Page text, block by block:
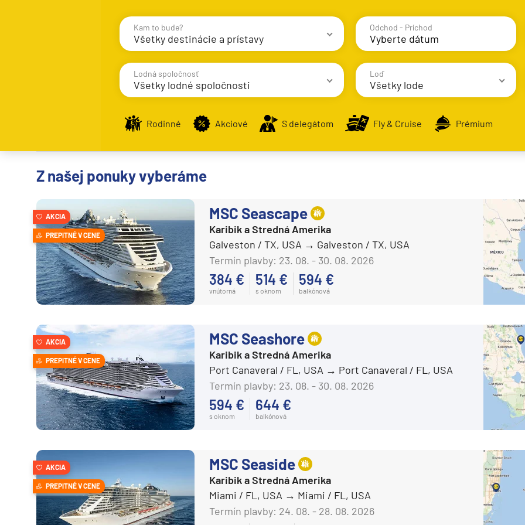
Kam to bude?
Všetky destinácie a prístavy
Destinácie Prístavy
Stredomorie
Stredomorie
Stredomorie a Portugalsko
Západné Stredomorie
Severná Európa
Grónsko
Island
Nórske fjordy
Pobaltie
Severná Európa
Severozápadná Európa
Britské ostrovy a Írsko
Pobrežie Európy
Severozápadná Európa
Kanárske ostrovy, Madeira a Maroko
Azorské ostrovy
Kanárske ostrovy
Kanárske ostrovy a Madeira
Odchod - Príchod
Lodná spoločnosť
Všetky lodné spoločnosti
Carnival Cruise Line
Celebrity Cruises
Celestyal Cruises
Costa Cruises
Cunard Line
Disney Cruise Line
Explora Journeys
Hapag-Lloyd Cruises
Holland America Line
Hurtigruten
MSC Cruises
Norwegian Cruise Line
Oceania Cruises
Princess
Regent Seven Seas
Loď
Všetky lode
AIDAluna
AIDAstella
Rodinné Akciové S delegátom Fly & Cruise Prémium
Z našej ponuky vyberáme
AKCIA
PREPITNÉ V CENE
MSC Seascape
Karibik a Stredná Amerika
Galveston / TX, USA
Galveston / TX, USA
Termín plavby: 23. 08. - 30. 08. 2026
384 €
vnútorná
514 €
s oknom
594 €
balkónová
AKCIA
PREPITNÉ V CENE
MSC Seashore
Karibik a Stredná Amerika
Port Canaveral / FL, USA
Port Canaveral / FL, USA
Termín plavby: 23. 08. - 30. 08. 2026
594 €
s oknom
644 €
balkónová
AKCIA
PREPITNÉ V CENE
MSC Seaside
Karibik a Stredná Amerika
Miami / FL, USA
Miami / FL, USA
Termín plavby: 24. 08. - 28. 08. 2026